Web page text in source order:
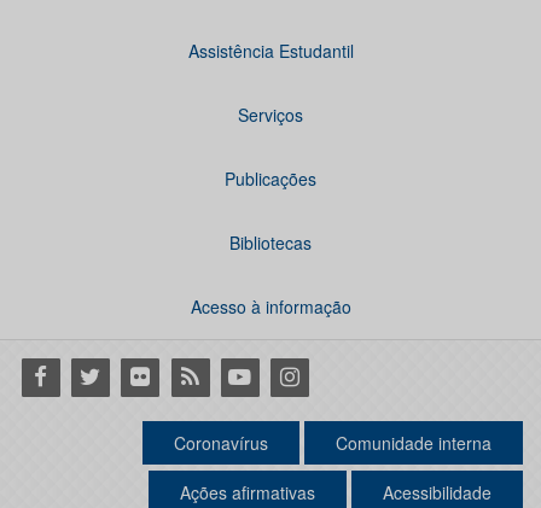
Assistência Estudantil
Serviços
Publicações
Bibliotecas
Acesso à informação
Facebook
Twitter Flickr RSS YoutubeInstagram
Coronavírus Comunidade interna
Ações afirmativas Acessibilidade